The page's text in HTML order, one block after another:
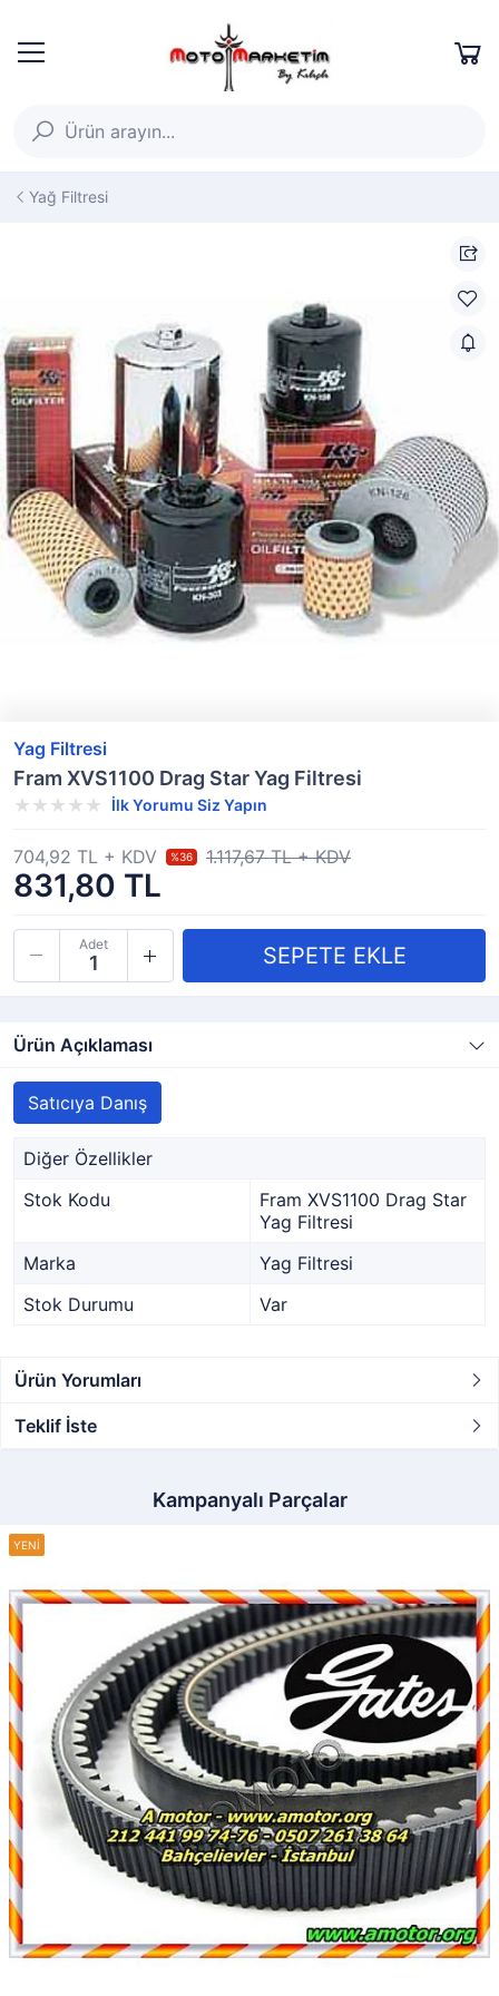
Yağ Filtresi
Yag Filtresi
Fram XVS1100 Drag Star Yag Filtresi
İlk Yorumu Siz Yapın
831,80 TL
704,92 TL + KDV %36 1.117,67 TL + KDV
Adet
Ürün Açıklaması
Satıcıya Danış
Diğer Özellikler
Stok Kodu
Fram XVS1100 Drag Star
Yag Filtresi
Marka
Yag Filtresi
Stok Durumu
Var
Ürün Yorumları
Teklif İste
Kampanyalı Parçalar